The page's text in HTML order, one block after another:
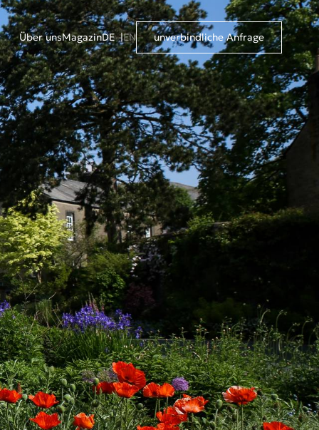
Über unsMagazinDE EN unverbindliche Anfrage